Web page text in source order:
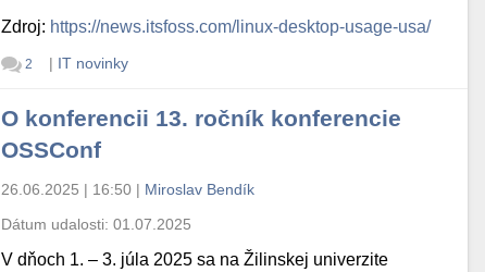
Zdroj: https://news.itsfoss.com/linux-desktop-usage-usa/
2 | IT novinky
O konferencii 13. ročník konferencie
OSSConf
26.06.2025 | 16:50 | Miroslav Bendík
Dátum udalosti:01.07.2025
V dňoch 1. – 3. júla 2025 sa na Žilinskej univerzite